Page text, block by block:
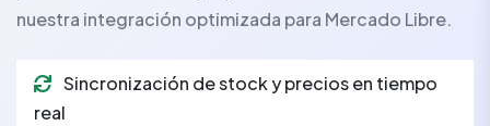
nuestra integración optimizada para Mercado Libre.
Sincronización de stock y precios en tiempo
real